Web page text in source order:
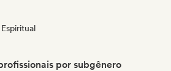
por subgênero